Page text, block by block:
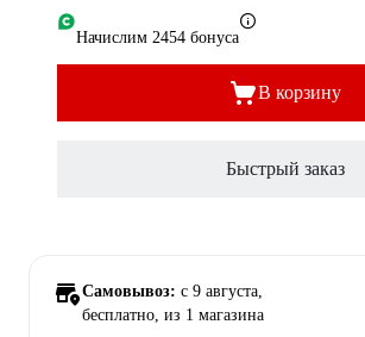
Начислим 2454 бонуса
В корзину
Быстрый заказ
Самовывоз: c 9 августа,
бесплатно, из 1 магазина